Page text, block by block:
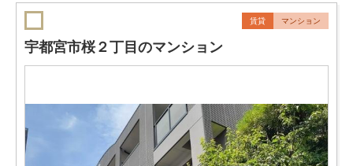
賃貸 マンション
宇都宮市桜２丁目のマンション